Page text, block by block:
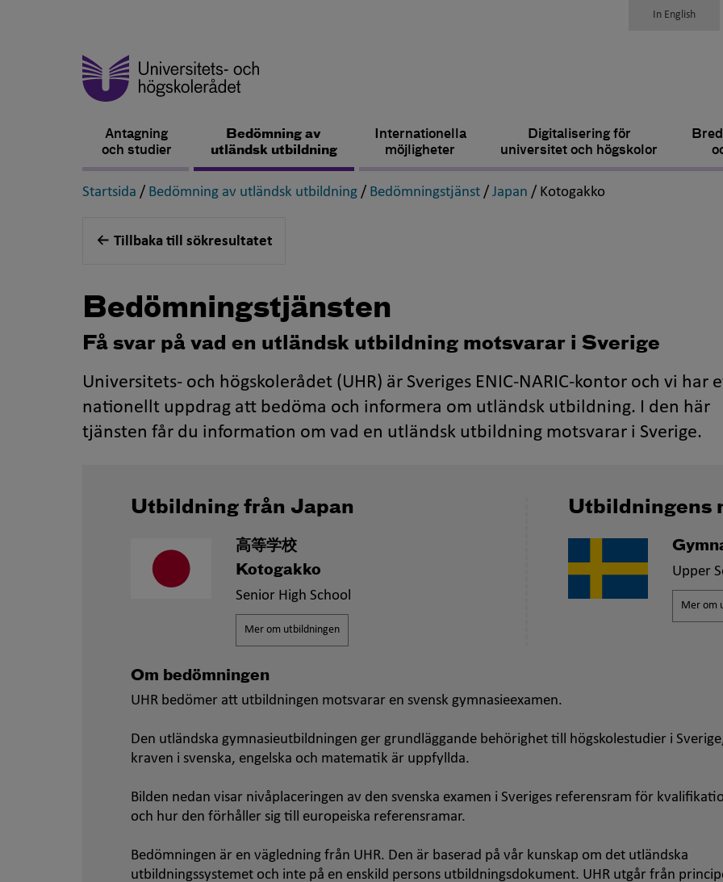
In English
Antagning
och studier
Bedömning av
utländsk utbildning
Internationella
möjligheter
Digitalisering för
universitet och högskolor
Startsida ,
/ Bedömning av utländsk utbildning ,
/ Bedömningstjänst ,
/ Japan ,
/ Kotogakko
Tillbaka till sökresultatet
Bedömningstjänsten
Få svar på vad en utländsk utbildning motsvarar i Sverige
Universitets- och högskolerådet (UHR) är Sveriges ENIC-NARIC-kontor och vi har
nationellt uppdrag att bedöma och informera om utländsk utbildning. I den här
tjänsten får du information om vad en utländsk utbildning motsvarar i Sverige.
Utbildning från Japan
高等学校
Kotogakko
Senior High School
Mer om utbildningen
Utbildningens
Upper
Mer om
Om bedömningen
UHR bedömer att utbildningen motsvarar en svensk gymnasieexamen.
Den utländska gymnasieutbildningen ger grundläggande behörighet till högskolestudier i
kraven i svenska, engelska och matematik är uppfyllda.
Bilden nedan visar nivåplaceringen av den svenska examen i Sveriges referensram för
och hur den förhåller sig till europeiska referensramar.
Bedömningen är en vägledning från UHR. Den är baserad på vår kunskap om det utländska
utbildningssystemet och inte på en enskild persons utbildningsdokument. UHR utgår från